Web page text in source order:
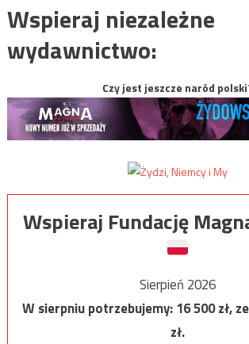
Wspieraj niezależne
wydawnictwo:
Czy jest jeszcze naród
Wspieraj Fundację
Sierpień 2026
W sierpniu potrzebujemy:16 500zł,
zł.